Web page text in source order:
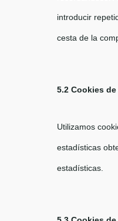
introducir
cesta de la
5.2 Cookies
Utilizamos
estadísticas
estadísticas.